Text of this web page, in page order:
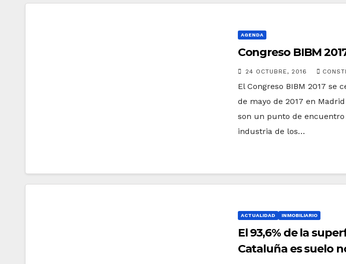
AGENDA
Congreso BIBM
24 OCTUBRE, 2016
El Congreso BIBM 2017 se
de mayo de 2017 en
son un punto de
industria de los…
ACTUALIDAD INMOBILIARIO
El 93,6% de la
Cataluña es suelo